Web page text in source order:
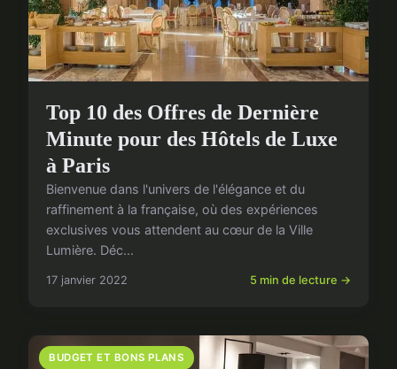
Top 10 des Offres de Dernière
Minute pour des Hôtels de Luxe
à Paris
Bienvenue dans l'univers de l'élégance et du
raffinement à la française, où des expériences
exclusives vous attendent au cœur de la Ville
Lumière. Déc...
17 janvier 2022 5 min de lecture →
BUDGET ET BONS PLANS